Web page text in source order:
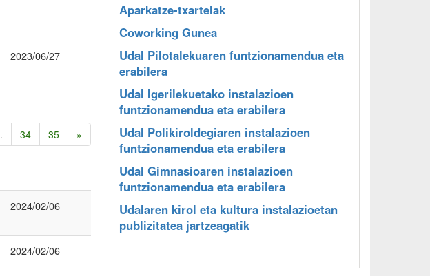
2023/06/27
34 35 »
2024/02/06
2024/02/06
Aparkatze-txartelak
Coworking Gunea
Udal Pilotalekuaren funtzionamendua eta
erabilera
Udal Igerilekuetako instalazioen
funtzionamendua eta erabilera
Udal Polikiroldegiaren instalazioen
funtzionamendua eta erabilera
Udal Gimnasioaren instalazioen
funtzionamendua eta erabilera
Udalaren kirol eta kultura instalazioetan
publizitatea jartzeagatik